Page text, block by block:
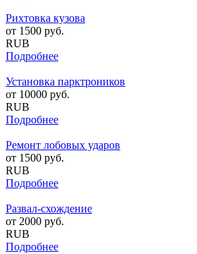
Рихтовка кузова
от 1500 руб.
RUB
Подробнее
Установка парктроников
от 10000 руб.
RUB
Подробнее
Ремонт лобовых ударов
от 1500 руб.
RUB
Подробнее
Развал-схождение
от 2000 руб.
RUB
Подробнее